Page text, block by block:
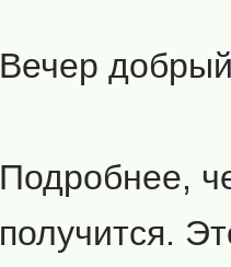
Вечер
Подробнее,
получится.